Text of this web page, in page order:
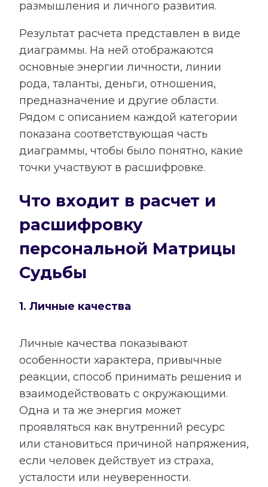
размышления и личного развития.
Результат расчета представлен в виде
диаграммы. На ней отображаются
основные энергии личности, линии
рода, таланты, деньги, отношения,
предназначение и другие области.
Рядом с описанием каждой категории
показана соответствующая часть
диаграммы, чтобы было понятно, какие
точки участвуют в расшифровке.
Что входит в расчет и
расшифровку
персональной Матрицы
Судьбы
1. Личные качества
Личные качества показывают
особенности характера, привычные
реакции, способ принимать решения и
взаимодействовать с окружающими.
Одна и та же энергия может
проявляться как внутренний ресурс
или становиться причиной напряжения,
если человек действует из страха,
усталости или неуверенности.